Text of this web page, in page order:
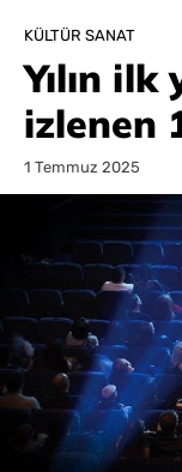
KÜLTÜR SANAT
Yılın ilk
izlenen
1 Temmuz 2025